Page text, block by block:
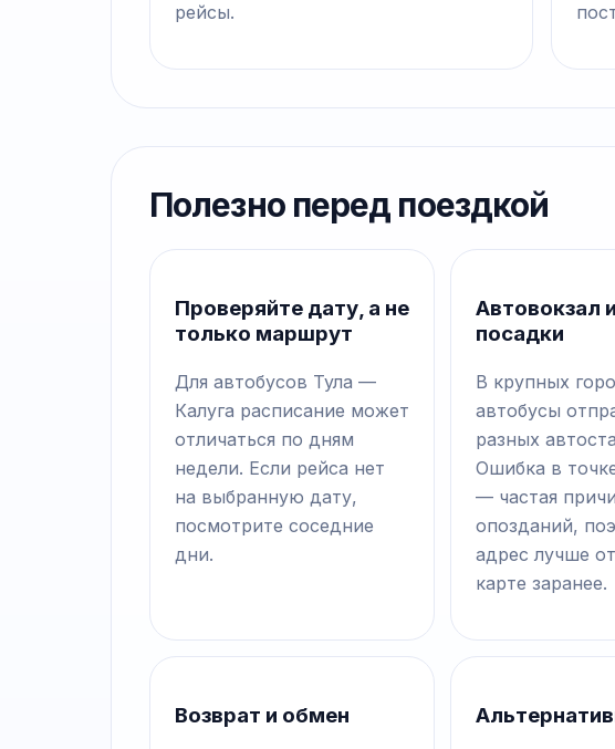
рейсы.
Полезно перед поездкой
Проверяйте дату, а не
только маршрут
Для автобусов Тула —
Калуга расписание может
отличаться по дням
недели. Если рейса нет
на выбранную дату,
посмотрите соседние
дни.
Автовокзал
посадки
В крупных
автобусы
разных
Ошибка в
— частая
опозданий,
адрес лучше
карте заранее.
Возврат и обмен